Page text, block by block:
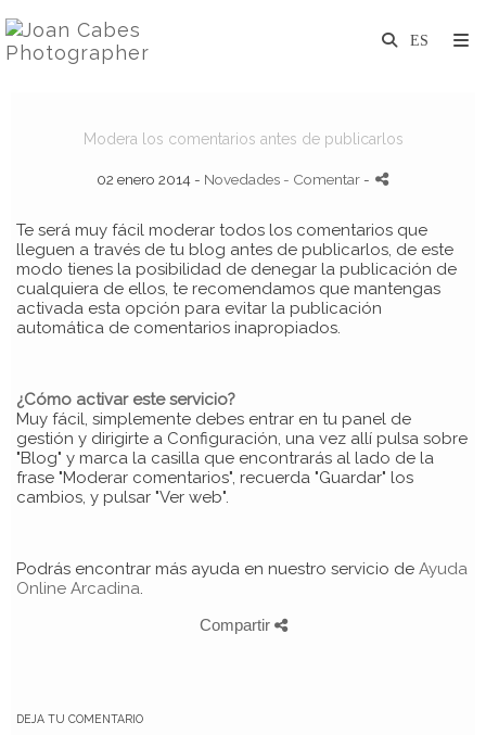
Modera los comentarios antes de publicarlos
02 enero 2014 - Novedades - Comentar -
Te será muy fácil moderar todos los comentarios que
lleguen a través de tu blog antes de publicarlos, de este
modo tienes la posibilidad de denegar la publicación de
cualquiera de ellos, te recomendamos que mantengas
activada esta opción para evitar la publicación
automática de comentarios inapropiados.
¿Cómo activar este servicio?
Muy fácil, simplemente debes entrar en tu panel de
gestión y dirigirte a Configuración, una vez allí pulsa sobre
"Blog" y marca la casilla que encontrarás al lado de la
frase "Moderar comentarios", recuerda "Guardar" los
cambios, y pulsar "Ver web".
Podrás encontrar más ayuda en nuestro servicio de Ayuda
Online Arcadina.
Compartir
DEJA TU COMENTARIO